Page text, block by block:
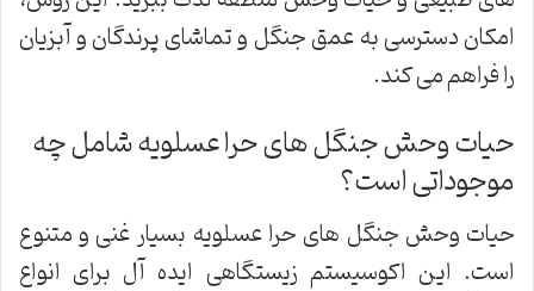
امکان دسترسی به عمق جنگل و تماشای پرندگان و آبزیان
را فراهم می کند.
حیات وحش جنگل های حرا عسلویه شامل چه
موجوداتی است؟
حیات وحش جنگل های حرا عسلویه بسیار غنی و متنوع
است. این اکوسیستم زیستگاهی ایده آل برای انواع